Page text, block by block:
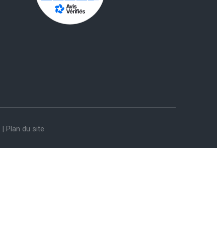
| Plan du site